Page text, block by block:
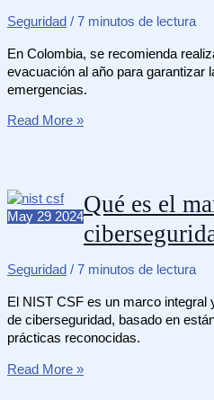
Seguridad / 7 minutos de lectura
En Colombia, se recomienda
evacuación al año para garantizar
emergencias.
Cuántos
se
deben
hacer
año
Colombia
Read More »
May 29 2024Qué es el
Seguridad / 7 minutos de lectura
El NIST CSF es un marco integral
de ciberseguridad, basado en
prácticas reconocidas.
Qué
Read More »